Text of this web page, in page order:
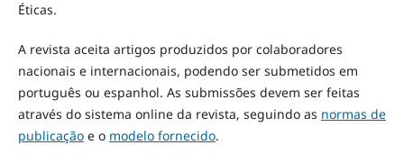
Éticas.
A revista aceita artigos produzidos por colaboradores
nacionais e internacionais, podendo ser submetidos em
português ou espanhol. As submissões devem ser feitas
através do sistema online da revista, seguindo as normas de
publicaçãoe o modelo fornecido.